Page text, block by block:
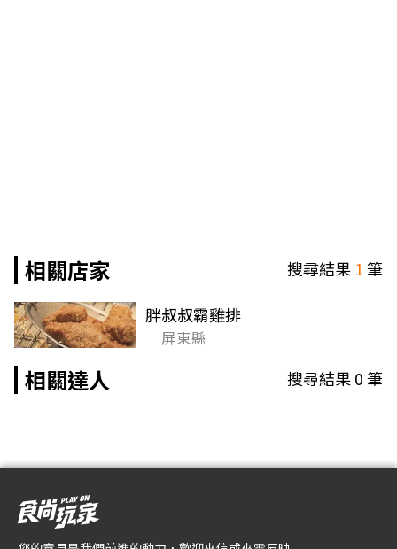
相關店家 搜尋結果 1筆
胖叔叔霸雞排
屏東縣
相關達人 搜尋結果0筆